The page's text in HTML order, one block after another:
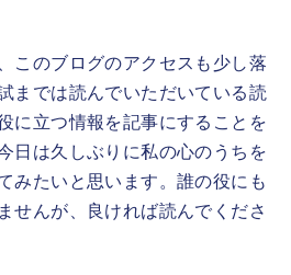
このブログのアクセスも少し落
までは読んでいただいている読
に立つ情報を記事にすることを
日は久しぶりに私の心のうちを
みたいと思います。誰の役にも
せんが、良ければ読んでくださ